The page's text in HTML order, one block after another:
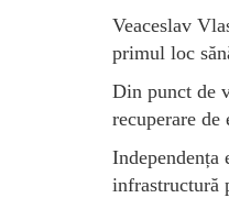
Veaceslav
primul loc
Din punct de
recuperare
Independența
infrastructură